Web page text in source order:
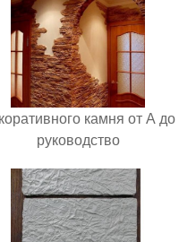
камня от А
руководство